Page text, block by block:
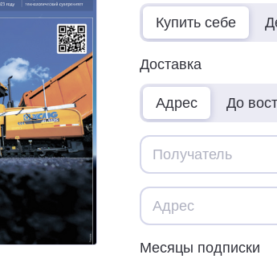
Купить себе
Доставка
Адрес До
Месяцы подписки